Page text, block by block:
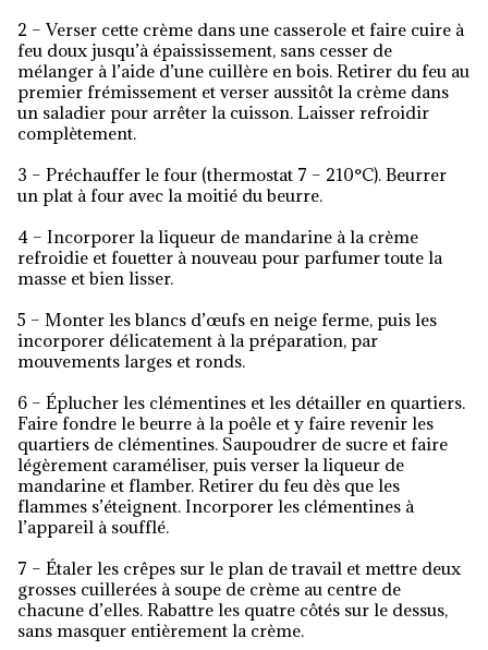
2 – Verser cette crème dans une casserole et faire cuire à
feu doux jusqu’à épaississement, sans cesser de
mélanger à l’aide d’une cuillère en bois. Retirer du feu au
premier frémissement et verser aussitôt la crème dans
un saladier pour arrêter la cuisson. Laisser refroidir
complètement.
3 – Préchauffer le four (thermostat 7 – 210°C). Beurrer
un plat à four avec la moitié du beurre.
4 – Incorporer la liqueur de mandarine à la crème
refroidie et fouetter à nouveau pour parfumer toute la
masse et bien lisser.
5 – Monter les blancs d’œufs en neige ferme, puis les
incorporer délicatement à la préparation, par
mouvements larges et ronds.
6 – Éplucher les clémentines et les détailler en quartiers.
Faire fondre le beurre à la poêle et y faire revenir les
quartiers de clémentines. Saupoudrer de sucre et faire
légèrement caraméliser, puis verser la liqueur de
mandarine et flamber. Retirer du feu dès que les
flammes s’éteignent. Incorporer les clémentines à
l’appareil à soufflé.
7 – Étaler les crêpes sur le plan de travail et mettre deux
grosses cuillerées à soupe de crème au centre de
chacune d’elles. Rabattre les quatre côtés sur le dessus,
sans masquer entièrement la crème.